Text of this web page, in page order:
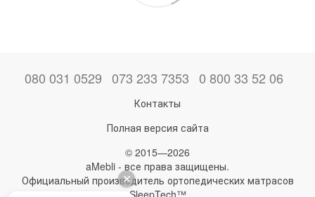
080 031 0529 073 233 7353 0 800 33 52 06
Контакты
Полная версия сайта
© 2015—2026
aMebli - все права защищены.
Официальный производитель ортопедических матрасов
SleepTech™